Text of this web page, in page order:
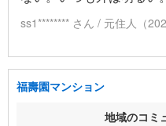
ss1******** さん / 元住人（
福壽園マンション
地域のコミ